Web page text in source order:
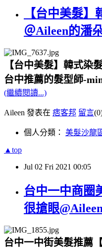
【台中美髮
＠Aileen的潘
【台中美髮】韓式染
台中推薦的髮型師-
(繼續閱讀...)
Aileen 發表在 痞客邦 留言
個人分類： 美髮沙龍
▲top
Jul 02 Fri 2021 00:05
台中一中商圈
很搶眼
台中一中街美髮推薦